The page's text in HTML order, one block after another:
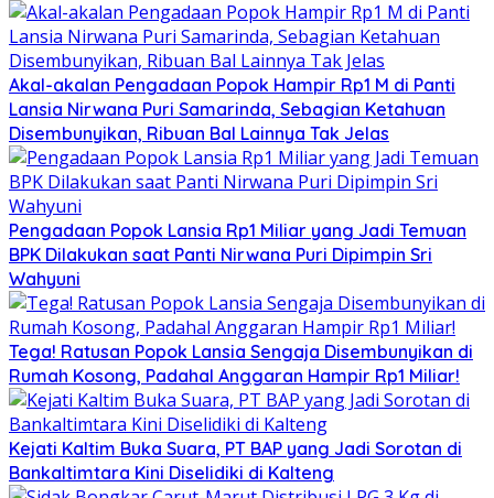
Akal-akalan Pengadaan Popok Hampir Rp1 M di Panti
Lansia Nirwana Puri Samarinda, Sebagian Ketahuan
Disembunyikan, Ribuan Bal Lainnya Tak Jelas
Pengadaan Popok Lansia Rp1 Miliar yang Jadi Temuan
BPK Dilakukan saat Panti Nirwana Puri Dipimpin Sri
Wahyuni
Tega! Ratusan Popok Lansia Sengaja Disembunyikan di
Rumah Kosong, Padahal Anggaran Hampir Rp1 Miliar!
Kejati Kaltim Buka Suara, PT BAP yang Jadi Sorotan di
Bankaltimtara Kini Diselidiki di Kalteng